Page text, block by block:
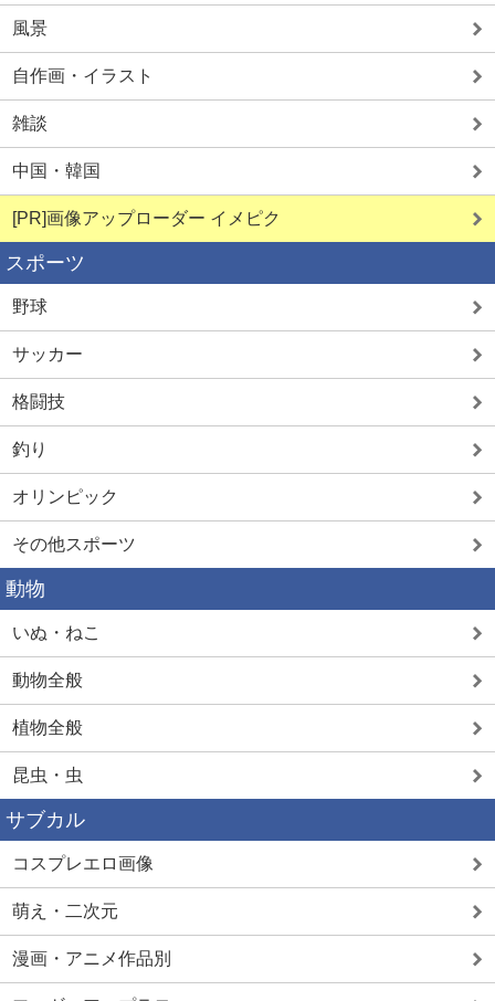
風景
自作画・イラスト
雑談
中国・韓国
[PR]画像アップローダー イメピク
スポーツ
野球
サッカー
格闘技
釣り
オリンピック
その他スポーツ
動物
いぬ・ねこ
動物全般
植物全般
昆虫・虫
サブカル
コスプレエロ画像
萌え・二次元
漫画・アニメ作品別